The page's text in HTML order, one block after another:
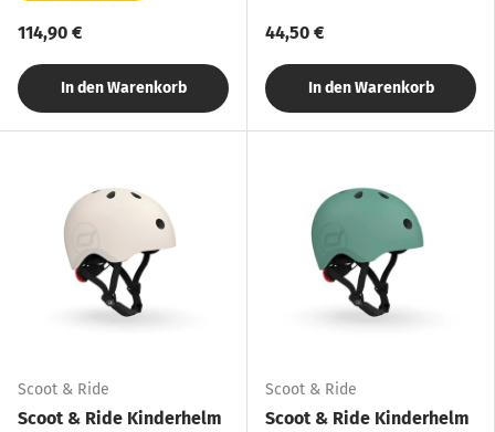
114,90 €
In den Warenkorb
44,50 €
In den Warenkorb
Scoot & Ride
Scoot & Ride Kinderhelm
Scoot & Ride
Scoot & Ride Kinderhelm